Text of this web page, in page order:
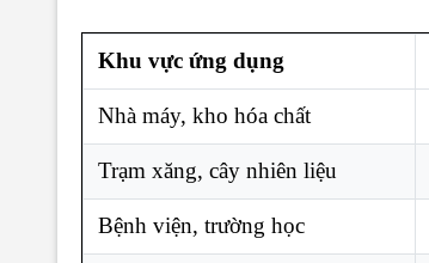
Khu vực ứng dụng
Nhà máy, kho hóa chất
Trạm xăng, cây nhiên liệu
Bệnh viện, trường học